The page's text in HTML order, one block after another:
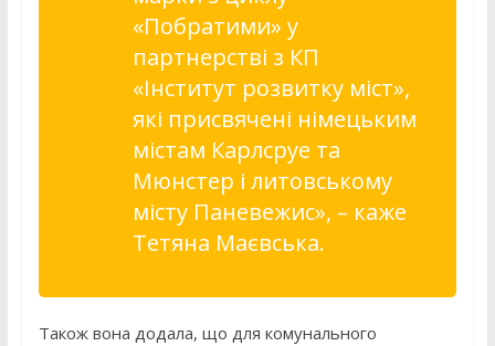
«Побратими» у
партнерстві з КП
«Інститут розвитку міст»,
які присвячені німецьким
містам Карлсруе та
Мюнстер і литовському
місту Паневежис», – каже
Тетяна Маєвська.
Також вона додала, що для комунального